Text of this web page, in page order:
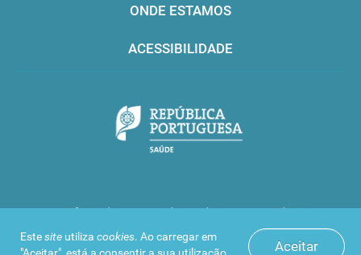
Aceitar
Estesite utiliza cookies. Ao carregar em
ONDE ESTAMOS
ACESSIBILIDADE
Infarmed © 2016. Todos os direitos reservados